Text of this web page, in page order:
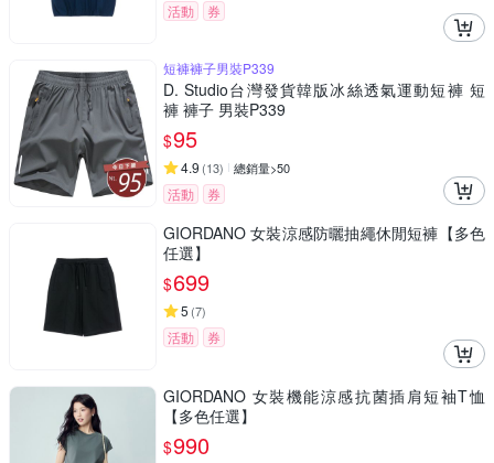
活動 券
短褲褲子男裝P339
D. Studio台灣發貨韓版冰絲透氣運動短褲 短
褲 褲子 男裝P339
$95
4.9 (13) 總銷量>50
活動 券
GIORDANO 女裝涼感防曬抽繩休閒短褲【多色
任選】
$699
5 (7)
活動 券
GIORDANO 女裝機能涼感抗菌插肩短袖T恤
【多色任選】
$990